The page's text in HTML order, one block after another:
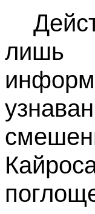
лишь